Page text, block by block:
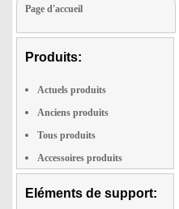
Page d'accueil
Produits:
Actuels produits
Anciens produits
Tous produits
Accessoires produits
Eléments de support: